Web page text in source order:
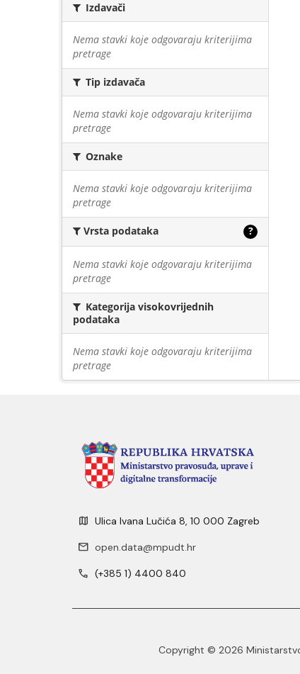
Izdavači
Nema stavki koje odgovaraju kriterijima
pretrage
Tip izdavača
Nema stavki koje odgovaraju kriterijima
pretrage
Oznake
Nema stavki koje odgovaraju kriterijima
pretrage
Vrsta podataka ?
Nema stavki koje odgovaraju kriterijima
pretrage
Kategorija visokovrijednih
podataka
Nema stavki koje odgovaraju kriterijima
pretrage